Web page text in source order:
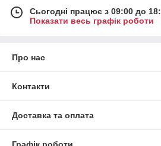
Сьогодні працює з 09:00 до
Показати весь графік роботи
Про нас
Контакти
Доставка та оплата